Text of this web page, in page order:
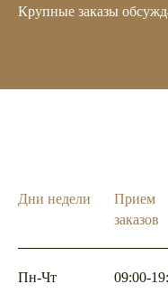
Крупные заказы
Дни недели
Прием
заказов
Пн-Чт 09:00-